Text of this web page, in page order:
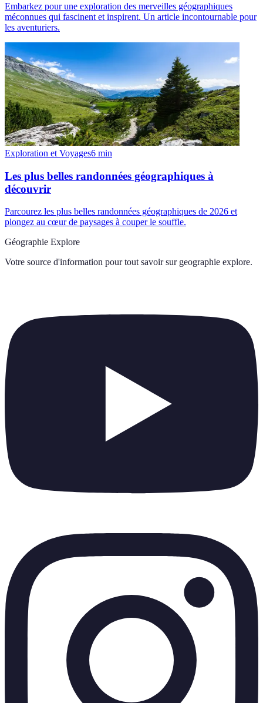
Embarkez pour une exploration des merveilles géographiques
méconnues qui fascinent et inspirent. Un article incontournable pour
les aventuriers.
Exploration et Voyages6 min
Les plus belles randonnées géographiques à
découvrir
Parcourez les plus belles randonnées géographiques de 2026 et
plongez au cœur de paysages à couper le souffle.
Géographie Explore
Votre source d'information pour tout savoir sur geographie explore.